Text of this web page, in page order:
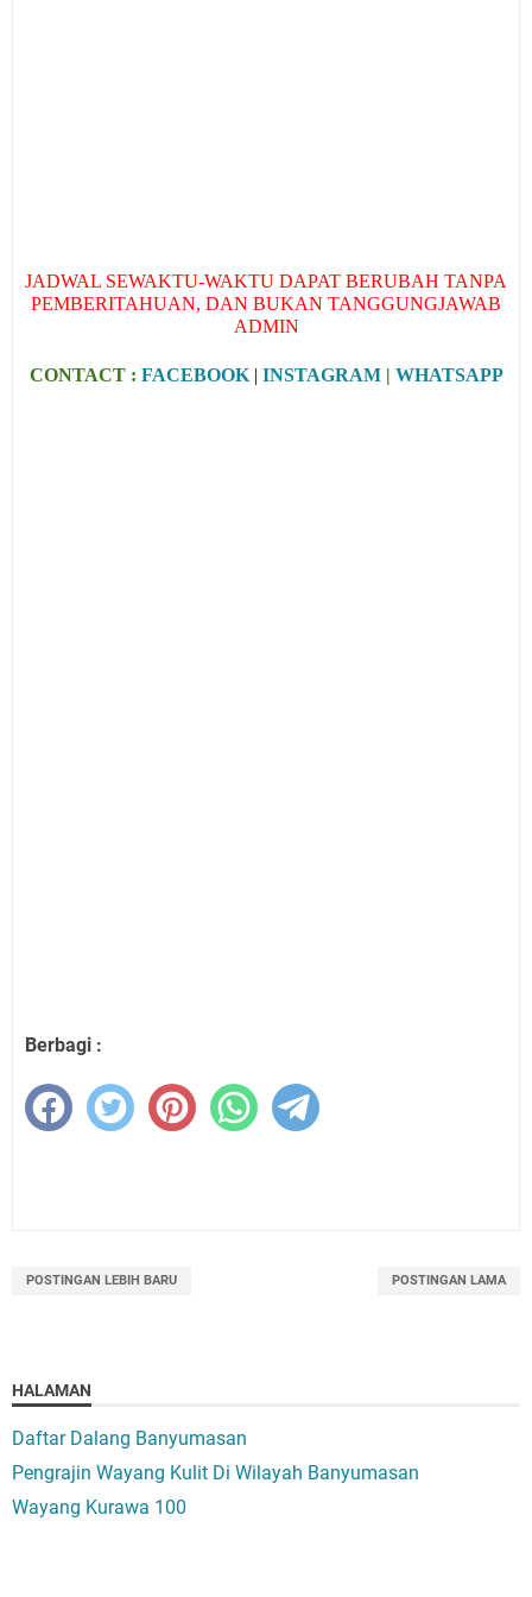
JADWAL SEWAKTU-WAKTU DAPAT BERUBAH TANPA
PEMBERITAHUAN, DAN BUKAN TANGGUNGJAWAB
ADMIN
CONTACT : FACEBOOK| INSTAGRAM| WHATSAPP
Berbagi :
POSTINGAN LEBIH BARU POSTINGAN LAMA
HALAMAN
Daftar Dalang Banyumasan
Pengrajin Wayang Kulit Di Wilayah Banyumasan
Wayang Kurawa 100